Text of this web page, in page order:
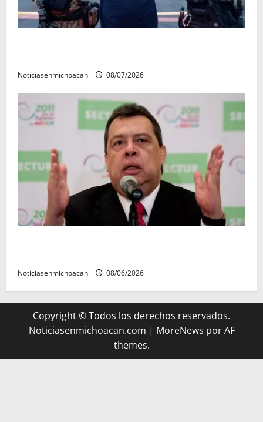
Noticiasenmichoacan 08/07/2026
Noticiasenmichoacan 08/06/2026
Copyright © Todos los derechos reservados.
Noticiasenmichoacan.com | MoreNews por AF
themes.